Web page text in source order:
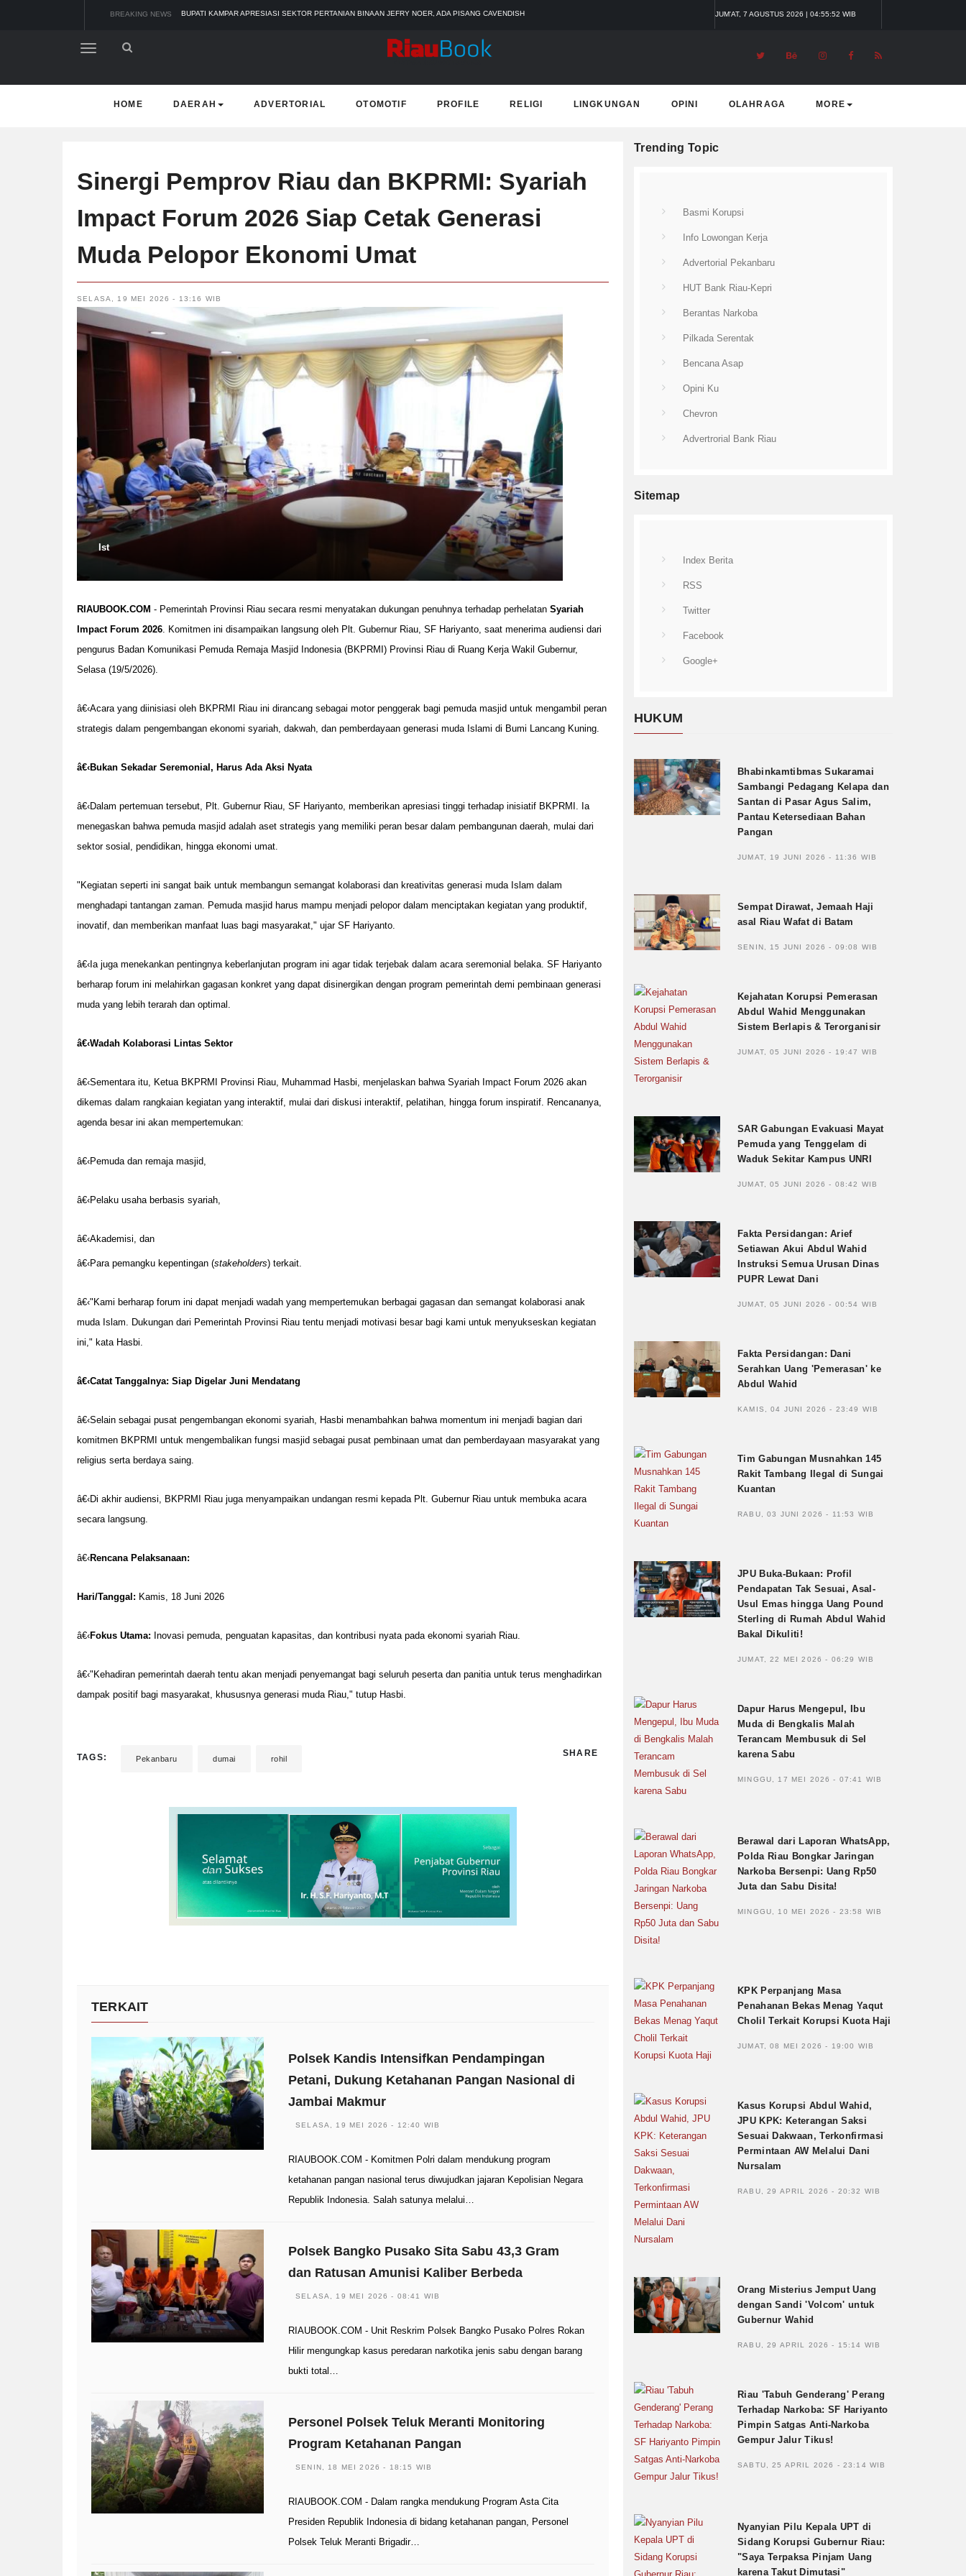
BREAKING NEWS
28 CALON PETINGGI BRK SYARIAH LOLOS ADMINISTRASI
SAR PADANG EVAKUASI PELAJAR YANG TERJEBAK BANJIR DI SEKOLAH
JUM'AT, 7 AGUSTUS 2026 | 04:55:52 WIB
HOME DAERAH ADVERTORIAL OTOMOTIF PROFILE RELIGI LINGKUNGAN OPINI OLAHRAGA MORE
Sinergi Pemprov Riau dan BKPRMI: Syariah
Impact Forum 2026 Siap Cetak Generasi
Muda Pelopor Ekonomi Umat
SELASA, 19 MEI 2026 - 13:16 WIB
Ist
RIAUBOOK.COM - Pemerintah Provinsi Riau secara resmi menyatakan dukungan penuhnya terhadap perhelatan Syariah
Impact Forum 2026 . Komitmen ini disampaikan langsung oleh Plt. Gubernur Riau, SF Hariyanto, saat menerima audiensi dari
pengurus Badan Komunikasi Pemuda Remaja Masjid Indonesia (BKPRMI) Provinsi Riau di Ruang Kerja Wakil Gubernur,
Selasa (19/5/2026).
â€‹Acara yang diinisiasi oleh BKPRMI Riau ini dirancang sebagai motor penggerak bagi pemuda masjid untuk mengambil peran
strategis dalam pengembangan ekonomi syariah, dakwah, dan pemberdayaan generasi muda Islami di Bumi Lancang Kuning.
â€‹Bukan Sekadar Seremonial, Harus Ada Aksi Nyata
â€‹Dalam pertemuan tersebut, Plt. Gubernur Riau, SF Hariyanto, memberikan apresiasi tinggi terhadap inisiatif BKPRMI. Ia
menegaskan bahwa pemuda masjid adalah aset strategis yang memiliki peran besar dalam pembangunan daerah, mulai dari
sektor sosial, pendidikan, hingga ekonomi umat.
"Kegiatan seperti ini sangat baik untuk membangun semangat kolaborasi dan kreativitas generasi muda Islam dalam
menghadapi tantangan zaman. Pemuda masjid harus mampu menjadi pelopor dalam menciptakan kegiatan yang produktif,
inovatif, dan memberikan manfaat luas bagi masyarakat," ujar SF Hariyanto.
â€‹Ia juga menekankan pentingnya keberlanjutan program ini agar tidak terjebak dalam acara seremonial belaka. SF Hariyanto
berharap forum ini melahirkan gagasan konkret yang dapat disinergikan dengan program pemerintah demi pembinaan generasi
muda yang lebih terarah dan optimal.
â€‹Wadah Kolaborasi Lintas Sektor
â€‹Sementara itu, Ketua BKPRMI Provinsi Riau, Muhammad Hasbi, menjelaskan bahwa Syariah Impact Forum 2026 akan
dikemas dalam rangkaian kegiatan yang interaktif, mulai dari diskusi interaktif, pelatihan, hingga forum inspiratif. Rencananya,
agenda besar ini akan mempertemukan:
â€‹Pemuda dan remaja masjid,
â€‹Pelaku usaha berbasis syariah,
â€‹Akademisi, dan
â€‹Para pemangku kepentingan (stakeholders) terkait.
â€‹"Kami berharap forum ini dapat menjadi wadah yang mempertemukan berbagai gagasan dan semangat kolaborasi anak
muda Islam. Dukungan dari Pemerintah Provinsi Riau tentu menjadi motivasi besar bagi kami untuk menyukseskan kegiatan
ini," kata Hasbi.
â€‹Catat Tanggalnya: Siap Digelar Juni Mendatang
â€‹Selain sebagai pusat pengembangan ekonomi syariah, Hasbi menambahkan bahwa momentum ini menjadi bagian dari
komitmen BKPRMI untuk mengembalikan fungsi masjid sebagai pusat pembinaan umat dan pemberdayaan masyarakat yang
religius serta berdaya saing.
â€‹Di akhir audiensi, BKPRMI Riau juga menyampaikan undangan resmi kepada Plt. Gubernur Riau untuk membuka acara
secara langsung.
â€‹Rencana Pelaksanaan:
Hari/Tanggal: Kamis, 18 Juni 2026
â€‹Fokus Utama: Inovasi pemuda, penguatan kapasitas, dan kontribusi nyata pada ekonomi syariah Riau.
â€‹"Kehadiran pemerintah daerah tentu akan menjadi penyemangat bagi seluruh peserta dan panitia untuk terus menghadirkan
dampak positif bagi masyarakat, khususnya generasi muda Riau," tutup Hasbi.
TAGS: Pekanbaru dumai rohil
SHARE
TERKAIT
Polsek Kandis Intensifkan Pendampingan
Petani, Dukung Ketahanan Pangan Nasional di
Jambai Makmur
SELASA, 19 MEI 2026 - 12:40 WIB
RIAUBOOK.COM - Komitmen Polri dalam mendukung program
ketahanan pangan nasional terus diwujudkan jajaran Kepolisian Negara
Republik Indonesia. Salah satunya melalui…
Polsek Bangko Pusako Sita Sabu 43,3 Gram
dan Ratusan Amunisi Kaliber Berbeda
SELASA, 19 MEI 2026 - 08:41 WIB
RIAUBOOK.COM - Unit Reskrim Polsek Bangko Pusako Polres Rokan
Hilir mengungkap kasus peredaran narkotika jenis sabu dengan barang
bukti total…
Personel Polsek Teluk Meranti Monitoring
Program Ketahanan Pangan
SENIN, 18 MEI 2026 - 18:15 WIB
RIAUBOOK.COM - Dalam rangka mendukung Program Asta Cita
Presiden Republik Indonesia di bidang ketahanan pangan, Personel
Polsek Teluk Meranti Brigadir…
Trending Topic
Basmi Korupsi
Info Lowongan Kerja
Advertorial Pekanbaru
HUT Bank Riau-Kepri
Berantas Narkoba
Pilkada Serentak
Bencana Asap
Opini Ku
Chevron
Advertrorial Bank Riau
Sitemap
Index Berita
RSS
Twitter
Facebook
Google+
HUKUM
Bhabinkamtibmas Sukaramai
Sambangi Pedagang Kelapa dan
Santan di Pasar Agus Salim,
Pantau Ketersediaan Bahan
Pangan
JUMAT, 19 JUNI 2026 - 11:36 WIB
Sempat Dirawat, Jemaah Haji
asal Riau Wafat di Batam
SENIN, 15 JUNI 2026 - 09:08 WIB
Kejahatan Korupsi Pemerasan
Abdul Wahid Menggunakan
Sistem Berlapis & Terorganisir
JUMAT, 05 JUNI 2026 - 19:47 WIB
SAR Gabungan Evakuasi Mayat
Pemuda yang Tenggelam di
Waduk Sekitar Kampus UNRI
JUMAT, 05 JUNI 2026 - 08:42 WIB
Fakta Persidangan: Arief
Setiawan Akui Abdul Wahid
Instruksi Semua Urusan Dinas
PUPR Lewat Dani
JUMAT, 05 JUNI 2026 - 00:54 WIB
Fakta Persidangan: Dani
Serahkan Uang 'Pemerasan' ke
Abdul Wahid
KAMIS, 04 JUNI 2026 - 23:49 WIB
Tim Gabungan Musnahkan 145
Rakit Tambang Ilegal di Sungai
Kuantan
RABU, 03 JUNI 2026 - 11:53 WIB
JPU Buka-Bukaan: Profil
Pendapatan Tak Sesuai, Asal-
Usul Emas hingga Uang Pound
Sterling di Rumah Abdul Wahid
Bakal Dikuliti!
JUMAT, 22 MEI 2026 - 06:29 WIB
Dapur Harus Mengepul, Ibu
Muda di Bengkalis Malah
Terancam Membusuk di Sel
karena Sabu
MINGGU, 17 MEI 2026 - 07:41 WIB
Berawal dari Laporan WhatsApp,
Polda Riau Bongkar Jaringan
Narkoba Bersenpi: Uang Rp50
Juta dan Sabu Disita!
MINGGU, 10 MEI 2026 - 23:58 WIB
KPK Perpanjang Masa
Penahanan Bekas Menag Yaqut
Cholil Terkait Korupsi Kuota Haji
JUMAT, 08 MEI 2026 - 19:00 WIB
Kasus Korupsi Abdul Wahid,
JPU KPK: Keterangan Saksi
Sesuai Dakwaan, Terkonfirmasi
Permintaan AW Melalui Dani
Nursalam
RABU, 29 APRIL 2026 - 20:32 WIB
Orang Misterius Jemput Uang
dengan Sandi 'Volcom' untuk
Gubernur Wahid
RABU, 29 APRIL 2026 - 15:14 WIB
Riau 'Tabuh Genderang' Perang
Terhadap Narkoba: SF Hariyanto
Pimpin Satgas Anti-Narkoba
Gempur Jalur Tikus!
SABTU, 25 APRIL 2026 - 23:14 WIB
Nyanyian Pilu Kepala UPT di
Sidang Korupsi Gubernur Riau:
"Saya Terpaksa Pinjam Uang
karena Takut Dimutasi"